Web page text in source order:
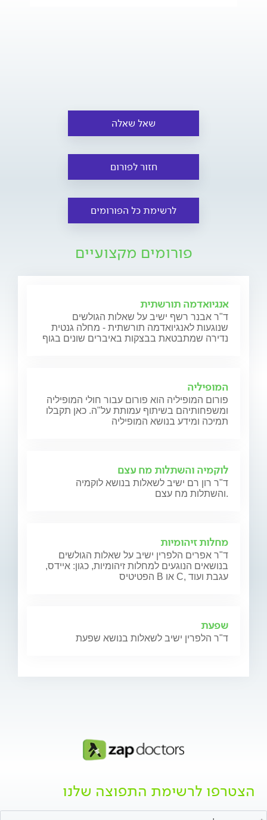
שאל שאלה
חזור לפורום
לרשימת כל הפורומים
פורומים מקצועיים
אנגיואדמה תורשתית
ד"ר אבנר רשף ישיב על שאלות הגולשים
שנוגעות לאנגיואדמה תורשתית - מחלה גנטית
נדירה שמתבטאת בבצקות באיברים שונים בגוף
המופיליה
פורום המופיליה הוא פורום עבור חולי המופיליה
ומשפחותיהם בשיתוף עמותת על"ה. כאן תקבלו
תמיכה ומידע בנושא המופיליה
לוקמיה והשתלות מח עצם
ד"ר רון רם ישיב לשאלות בנושא לוקמיה
והשתלות מח עצם.
מחלות זיהומיות
ד"ר אפרים הלפרין ישיב על שאלות הגולשים
בנושאים הנוגעים למחלות זיהומיות, כגון: איידס,
הפטיטיס B או C, עגבת ועוד
שפעת
ד"ר הלפרין ישיב לשאלות בנושא שפעת
הצטרפו לרשימת התפוצה שלנו